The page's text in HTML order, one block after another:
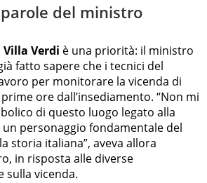
del ministro
Verdi è una priorità: il ministro
fatto sapere che i tecnici del
per monitorare la vicenda di
ore dall’insediamento. “Non mi
di questo luogo legato alla
personaggio fondamentale del
storia italiana”, aveva allora
in risposta alle diverse
sulla vicenda.